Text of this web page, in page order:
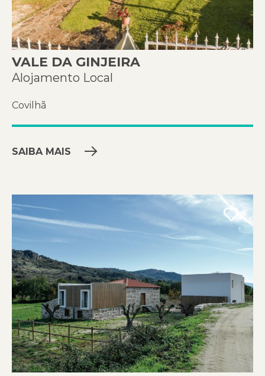
VALE DA GINJEIRA
Alojamento Local
Covilhã
SAIBA MAIS